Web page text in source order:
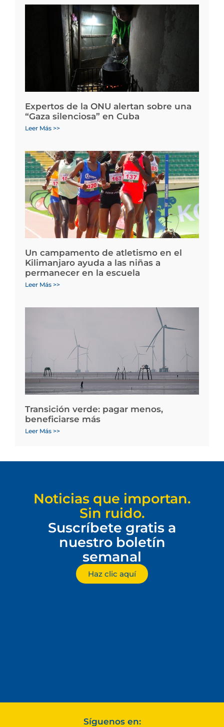
Expertos de la ONU alertan sobre una
“Gaza silenciosa” en Cuba
Leer Más >>
Un campamento de atletismo en el
Kilimanjaro ayuda a las niñas a
permanecer en la escuela
Leer Más >>
Transición verde: pagar menos,
beneficiarse más
Leer Más >>
Noticias que importan.
Sin ruido.
Suscríbete gratis a
nuestro boletín
semanal
Haz clic aquí
Síguenos en: